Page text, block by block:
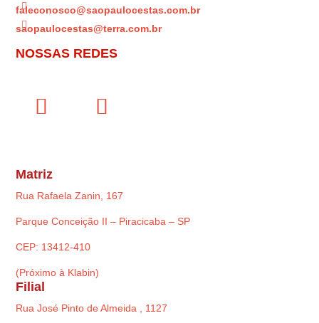

faleconosco@saopaulocestas.com.br

saopaulocestas@terra.com.br
NOSSAS REDES
Matriz
Rua Rafaela Zanin, 167
Parque Conceição II – Piracicaba – SP
CEP: 13412-410
(Próximo à Klabin)
Filial
Rua José Pinto de Almeida , 1127